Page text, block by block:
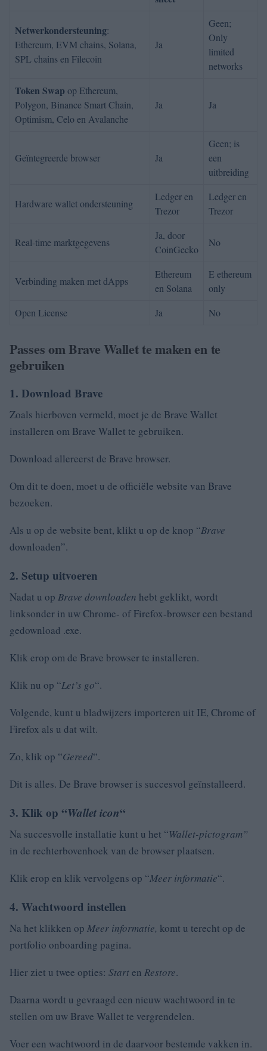
Netwerkondersteuning:
Ethereum, EVM chains, Solana,
SPL chains en Filecoin
Ja
Geen;
Only
limited
networks
Token Swap op Ethereum,
Polygon, Binance Smart Chain,
Optimism, Celo en Avalanche
Ja Ja
Geïntegreerde browser Ja
Geen; is
een
uitbreiding
Hardware wallet ondersteuning
Ledger en
Trezor
Ledger en
Trezor
Real-time marktgegevens
Ja, door
CoinGecko
No
Verbinding maken met dApps
Ethereum
en Solana
E ethereum
only
Open License
Ja No
Passes om Brave Wallet te maken en te
gebruiken
1. Download Brave
Zoals hierboven vermeld, moet je de Brave Wallet
installeren om Brave Wallet te gebruiken.
Download allereerst de Brave browser.
Om dit te doen, moet u de officiële website van Brave
bezoeken.
Als u op de website bent, klikt u op de knop “Brave
downloaden”.
2. Setup uitvoeren
Nadat u op Brave downloaden hebt geklikt, wordt
linksonder in uw Chrome- of Firefox-browser een bestand
gedownload .exe.
Klik erop om de Brave browser te installeren.
Klik nu op “Let’s go“.
Volgende, kunt u bladwijzers importeren uit IE, Chrome of
Firefox als u dat wilt.
Zo, klik op “Gereed“.
Dit is alles. De Brave browser is succesvol geïnstalleerd.
3. Klik op “Wallet icon“
Na succesvolle installatie kunt u het “Wallet-pictogram”
in de rechterbovenhoek van de browser plaatsen.
Klik erop en klik vervolgens op “Meer informatie“.
4. Wachtwoord instellen
Na het klikken op Meer informatie, komt u terecht op de
portfolio onboarding pagina.
Hier ziet u twee opties: Starten Restore.
Daarna wordt u gevraagd een nieuw wachtwoord in te
stellen om uw Brave Wallet te vergrendelen.
Voer een wachtwoord in de daarvoor bestemde vakken in.